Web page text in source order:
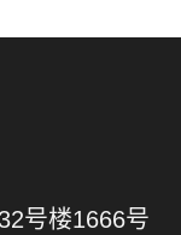
号楼1666号